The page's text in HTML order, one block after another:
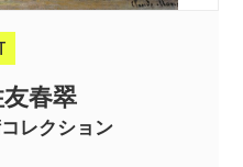
春翠
レクション